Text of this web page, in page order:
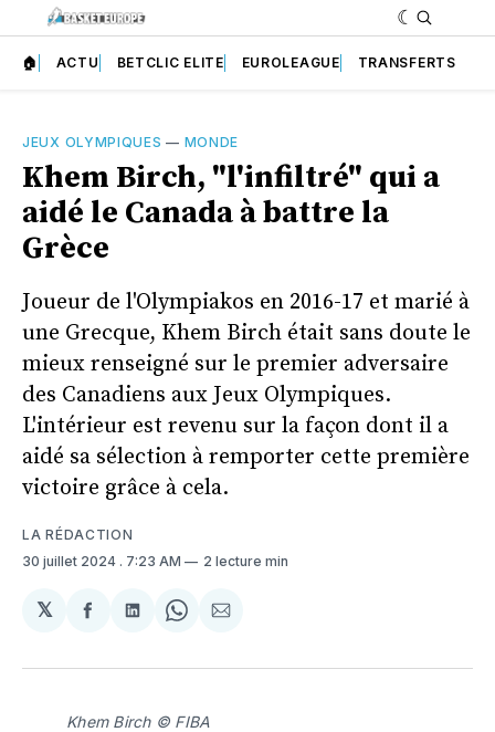
🏠 ACTU BETCLIC ELITE EUROLEAGUE TRANSFERTS
JEUX OLYMPIQUES — MONDE
Khem Birch, "l'infiltré" qui a
aidé le Canada à battre la
Grèce
Joueur de l'Olympiakos en 2016-17 et marié à
une Grecque, Khem Birch était sans doute le
mieux renseigné sur le premier adversaire
des Canadiens aux Jeux Olympiques.
L'intérieur est revenu sur la façon dont il a
aidé sa sélection à remporter cette première
victoire grâce à cela.
LA RÉDACTION
30 juillet 2024 . 7:23 AM 2 lecture min
𝕏
Partager
Facebook
Partager
LinkedIn
Share
WhatsApp
Partager
Courriel
Khem Birch © FIBA